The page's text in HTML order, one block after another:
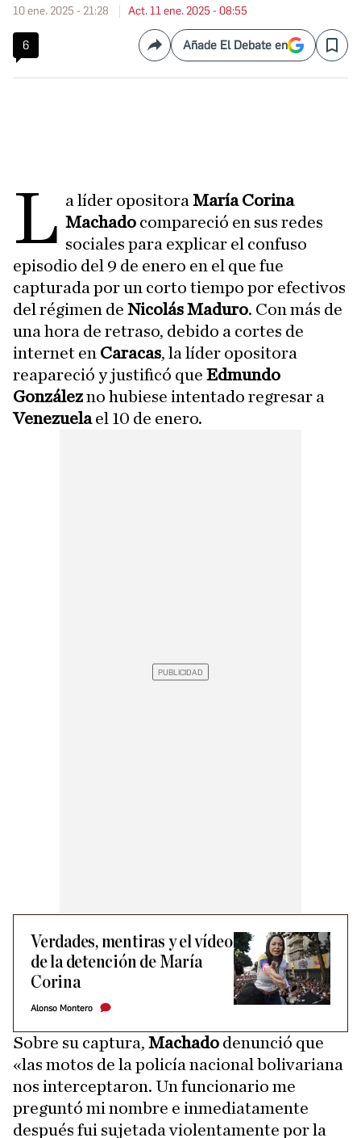
10 ene. 2025 - 21:28 Act. 11 ene. 2025 - 08:55
6 CompartirAñade El Debate en Save
L a líder opositora María Corina
Machado compareció en sus redes
sociales para explicar el confuso
episodio del 9 de enero en el que fue
capturada por un corto tiempo por efectivos
del régimen de Nicolás Maduro. Con más de
una hora de retraso, debido a cortes de
internet en Caracas, la líder opositora
reapareció y justificó que Edmundo
Gonzálezno hubiese intentado regresar a
Venezuelael 10 de enero.
Verdades, mentiras y el vídeo
de la detención de María
Corina
Alonso Montero
Sobre su captura, Machado denunció que
«las motos de la policía nacional bolivariana
nos interceptaron. Un funcionario me
preguntó mi nombre e inmediatamente
después fui sujetada violentamente por la